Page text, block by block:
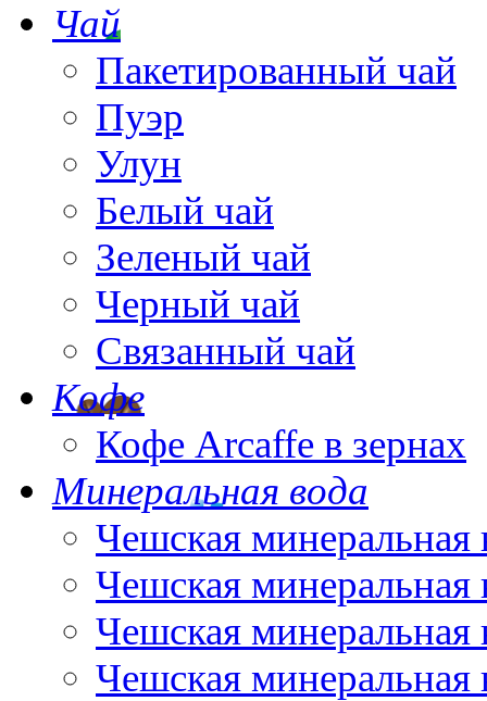
Чай
Пакетированный чай
Пуэр
Улун
Белый чай
Зеленый чай
Черный чай
Связанный чай
Кофе
Кофе Arcaffe в зернах
Минеральная вода
Чешская минеральная
Чешская минеральная
Чешская минеральная
Чешская минеральная